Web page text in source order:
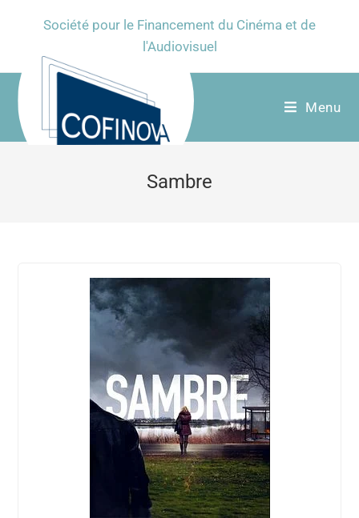
Société pour le Financement du Cinéma et de
l'Audiovisuel
Menu
Sambre